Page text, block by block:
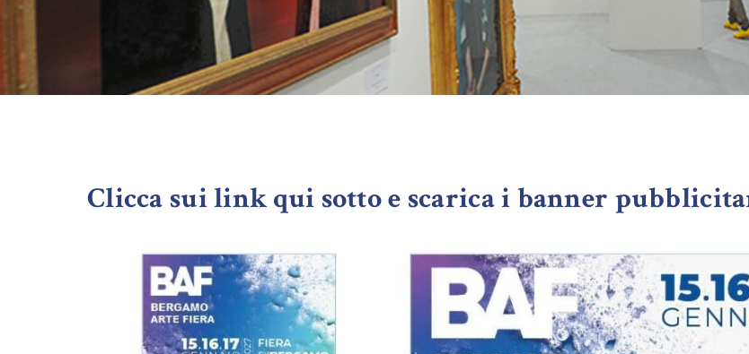
Clicca sui link qui sotto e scarica i banner